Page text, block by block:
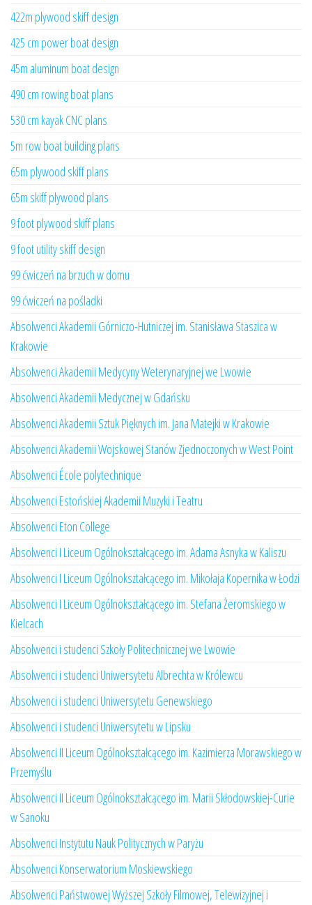
422m plywood skiff design
425 cm power boat design
45m aluminum boat design
490 cm rowing boat plans
530 cm kayak CNC plans
5m row boat building plans
65m plywood skiff plans
65m skiff plywood plans
9 foot plywood skiff plans
9 foot utility skiff design
99 ćwiczeń na brzuch w domu
99 ćwiczeń na pośladki
Absolwenci Akademii Górniczo-Hutniczej im. Stanisława Staszica w
Krakowie
Absolwenci Akademii Medycyny Weterynaryjnej we Lwowie
Absolwenci Akademii Medycznej w Gdańsku
Absolwenci Akademii Sztuk Pięknych im. Jana Matejki w Krakowie
Absolwenci Akademii Wojskowej Stanów Zjednoczonych w West Point
Absolwenci École polytechnique
Absolwenci Estońskiej Akademii Muzyki i Teatru
Absolwenci Eton College
Absolwenci I Liceum Ogólnokształcącego im. Adama Asnyka w Kaliszu
Absolwenci I Liceum Ogólnokształcącego im. Mikołaja Kopernika w Łodzi
Absolwenci I Liceum Ogólnokształcącego im. Stefana Żeromskiego w
Kielcach
Absolwenci i studenci Szkoły Politechnicznej we Lwowie
Absolwenci i studenci Uniwersytetu Albrechta w Królewcu
Absolwenci i studenci Uniwersytetu Genewskiego
Absolwenci i studenci Uniwersytetu w Lipsku
Absolwenci II Liceum Ogólnokształcącego im. Kazimierza Morawskiego w
Przemyślu
Absolwenci II Liceum Ogólnokształcącego im. Marii Skłodowskiej-Curie
w Sanoku
Absolwenci Instytutu Nauk Politycznych w Paryżu
Absolwenci Konserwatorium Moskiewskiego
Absolwenci Państwowej Wyższej Szkoły Filmowej, Telewizyjnej i